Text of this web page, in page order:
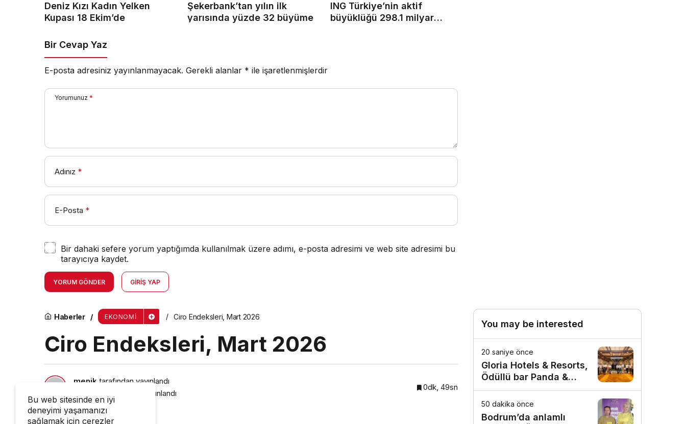
Deniz Kızı Kadın Yelken
Kupası 18 Ekim’de
Şekerbank’tan yılın ilk
yarısında yüzde 32 büyüme
ING Türkiye’nin aktif
büyüklüğü 298.1 milyar
Bir Cevap Yaz
E-posta adresiniz yayınlanmayacak. Gerekli alanlar * ile işaretlenmişlerdir
Yorumunuz *
Adınız *
E-Posta *
Bir dahaki sefere yorum yaptığımda kullanılmak üzere adımı, e-posta adresimi ve web site adresimi bu
tarayıcıya kaydet.
YORUM GÖNDER GIRIŞ YAP
Haberler EKONOMI Ciro Endeksleri, Mart 2026
Ciro Endeksleri, Mart 2026
menik tarafından yayınlandı
yayınlandı
0dk, 49sn
You may be interested
20 saniye önce
Gloria Hotels & Resorts,
Ödüllü bar Panda &
Sons ile unutulmaz bir
Miksoloji Gecesine İmza
Attı
50 dakika önce
Bodrum’da anlamlı
Bu web sitesinde en iyi
deneyimi yaşamanızı
sağlamak için çerezler